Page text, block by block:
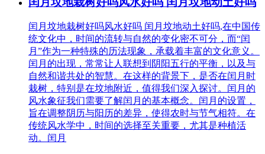
闰月坟地栽树好吗风水好吗 闰月坟地动土好吗,在中国传
统文化中，时间的流转与自然的变化密不可分，而“闰
月”作为一种特殊的历法现象，承载着丰富的文化意义。
闰月的出现，常常让人联想到阴阳五行的平衡，以及与
自然和谐共处的智慧。在这样的背景下，是否在闰月时
栽树，特别是在坟地附近，值得我们深入探讨。闰月的
风水象征我们需要了解闰月的基本概念。闰月的设置，
旨在调整阴历与阳历的差异，使得农时与节气相符。在
传统风水学中，时间的选择至关重要，尤其是种植活
动。闰月